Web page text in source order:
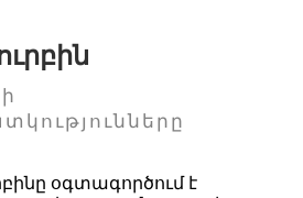
օգտագործում է